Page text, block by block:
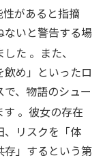
があると指摘
ないと警告する場
した 。また、
飲め」といったロ
、物語のシュー
す 。彼女の存在
、リスクを「体
存」するという第